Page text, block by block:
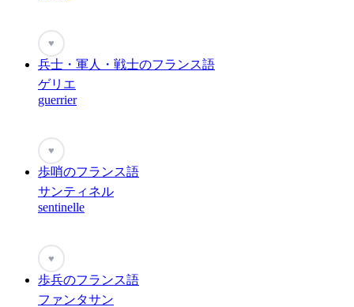
♥
兵士・軍人・戦士のフランス語
ゲリエ
guerrier
♥
歩哨のフランス語
サンティネル
sentinelle
♥
歩兵のフランス語
ファンタサン